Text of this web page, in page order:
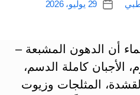
تاريخ
29 يوليو، 2026
أن الدهون المشبعة –
الأجبان كاملة الدسم،
المثلجات وزيوت